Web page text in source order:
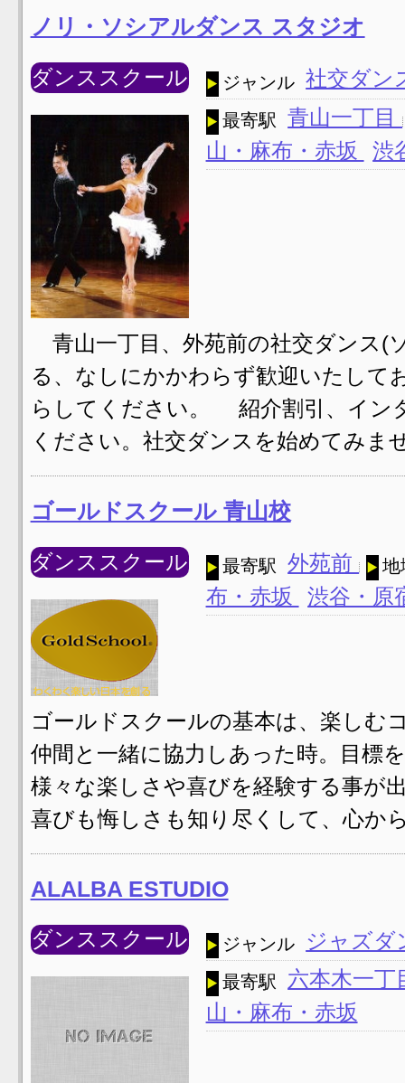
ノリ・ソシアルダンス スタジオ
ダンススクール ジャンル 社交ダン
最寄駅 青山一丁目
山・麻布・赤坂
渋
青山一丁目、外苑前の社交ダンス(
る、なしにかかわらず歓迎いたして
らしてください。 紹介割引、イン
ください。社交ダンスを始めてみ
ゴールドスクール 青山校
ダンススクール 最寄駅 外苑前 地
布・赤坂 渋谷・原
ゴールドスクールの基本は、楽しむ
仲間と一緒に協力しあった時。目標
様々な楽しさや喜びを経験する事が
喜びも悔しさも知り尽くして、心
ALALBA ESTUDIO
ダンススクール ジャンル ジャズ
最寄駅
六本木一
山・麻布・赤坂